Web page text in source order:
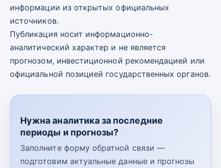
информации из открытых официальных
источников.
Публикация носит информационно-
аналитический характер и не является
прогнозом, инвестиционной рекомендацией или
официальной позицией государственных органов.
Нужна аналитика за последние
периоды и прогнозы?
Заполните форму обратной связи —
подготовим актуальные данные и прогнозы